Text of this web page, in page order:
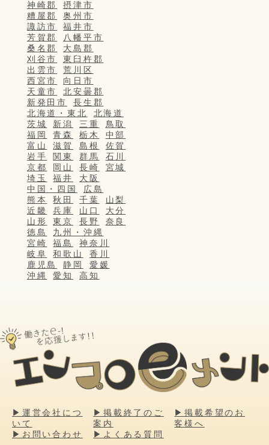
神崎郡
摂津市
糟屋郡
奥州市
諏訪市
福井市
芳賀郡
八幡平市
桑名郡
大島郡
刈谷市
東臼杵郡
出雲市
荒川区
西宮市
向日市
天童市
北安曇郡
新発田市
長生郡
北海道・東北
北海道
茨城
新潟 三重
鳥取
福岡
青森 栃木
中部
富山
滋賀 島根
佐賀
岩手
関東 群馬
石川
京都
岡山 長崎
宮城
埼玉
福井
大阪
中国・四国
広島
熊本
秋田 千葉
山梨
近畿
兵庫 山口
大分
山形
東京 長野
奈良
徳島
九州・沖縄
宮崎
福島
神奈川
岐阜
和歌山
香川
鹿児島
静岡
愛媛
沖縄
愛知 高知
▶運営会社につ
いて
▶掲載終了のご
案内
▶掲載希望のお
客様へ
▶お問い合わせ
▶よくある質問